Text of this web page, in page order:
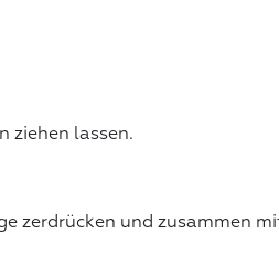
ziehen lassen.
zerdrücken und zusammen